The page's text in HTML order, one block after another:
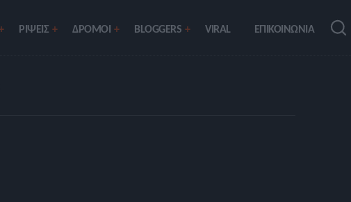
ΡIΨΕΙΣ ΔΡΟΜΟΙ BLOGGERS VIRAL ΕΠΙΚΟΙΝΩΝΙΑ